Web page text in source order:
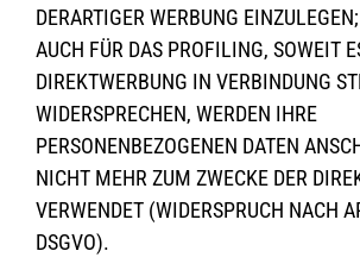
DERARTIGER WERBUNG
AUCH FÜR DAS PROFILING, SOWEIT
DIREKTWERBUNG IN VERBINDUNG
WIDERSPRECHEN, WERDEN IHRE
PERSONENBEZOGENEN DATEN
NICHT MEHR ZUM ZWECKE DER
VERWENDET (WIDERSPRUCH NACH
DSGVO).